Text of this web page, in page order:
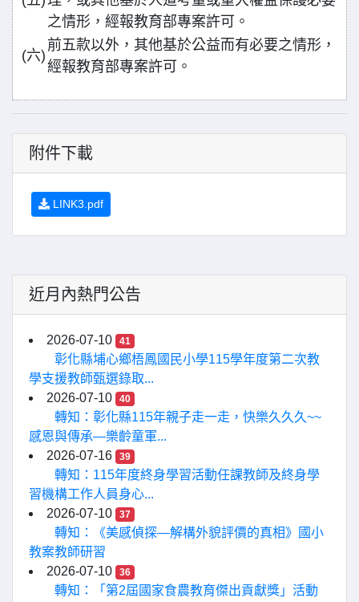
之情形，經報教育部專案許可。
(六)
前五款以外，其他基於公益而有必要之情形，
經報教育部專案許可。
附件下載
LINK3.pdf
近月內熱門公告
2026-07-10 41
彰化縣埔心鄉梧鳳國民小學115學年度第二次教
學支援教師甄選錄取...
2026-07-10
40
轉知：彰化縣115年親子走一走，快樂久久久~~
感恩與傳承—樂齡童軍...
2026-07-16
39
轉知：115年度終身學習活動任課教師及終身學
習機構工作人員身心...
2026-07-10
37
轉知：《美感偵探—解構外貌評價的真相》國小
教案教師研習
2026-07-10
36
轉知：「第2屆國家食農教育傑出貢獻獎」活動